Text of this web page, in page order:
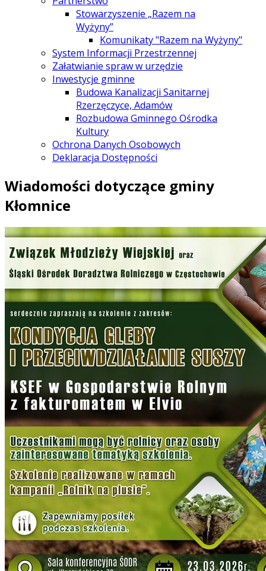
Stowarzyszenie „Razem na
Wyżyny”
Komunikaty "Razem na Wyżyny"
System Informacji Przestrzennej
Załatwianie spraw w urzędzie
Inwestycje gminne
Budowa Kanalizacji Sanitarnej
Rzerzęczyce, Adamów
Rozbudowa Gminnego Ośrodka
Kultury
Ochrona Danych Osobowych
Deklaracja Dostępności
Wiadomości dotyczące gminy
Kłomnice